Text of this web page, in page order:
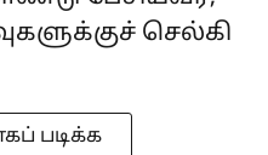
செல்கி
படிக்க